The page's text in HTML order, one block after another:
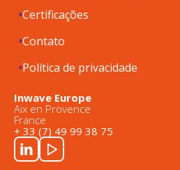
Certificações
Contato
Política de privacidade
Inwave Europe
Aix en Provence
France
+ 33 (7) 49 99 38 75